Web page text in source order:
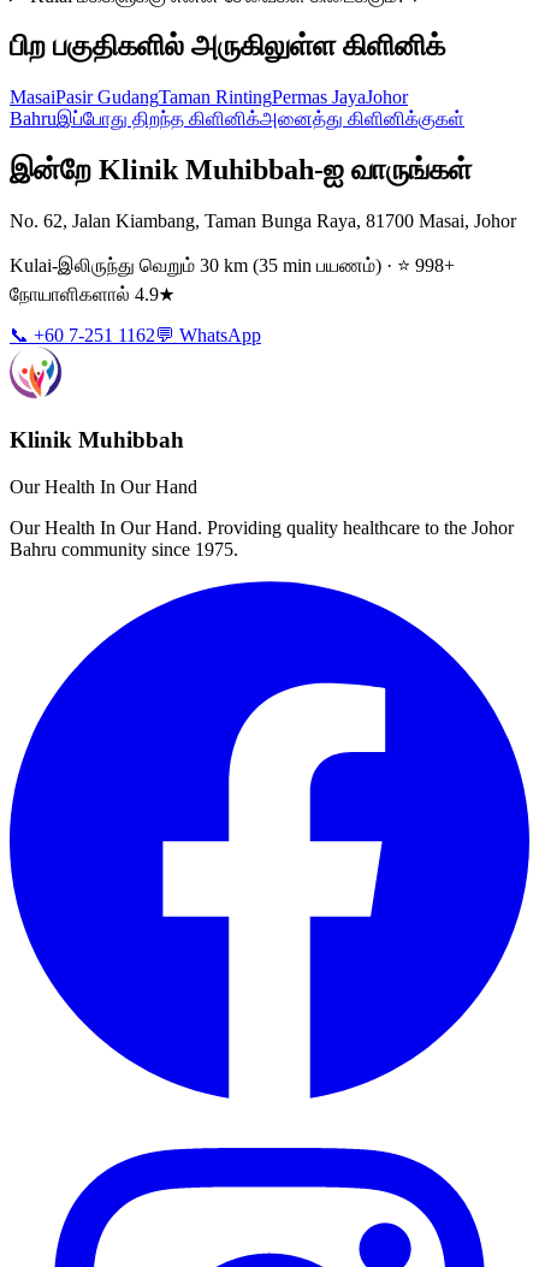
பிற பகுதிகளில் அருகிலுள்ள கிளினிக்
MasaiPasir GudangTaman RintingPermas JayaJohor
Bahruஇப்போது திறந்த கிளினிக்அனைத்து கிளினிக்குகள்
இன்றே Klinik Muhibbah-ஐ வாருங்கள்
No. 62, Jalan Kiambang, Taman Bunga Raya, 81700 Masai, Johor
Kulai-இலிருந்து வெறும் 30 km (35 min பயணம்) · ⭐ 998+
நோயாளிகளால் 4.9★
📞 +60 7-251 1162💬 WhatsApp
Klinik Muhibbah
Our Health In Our Hand
Our Health In Our Hand. Providing quality healthcare to the Johor
Bahru community since 1975.